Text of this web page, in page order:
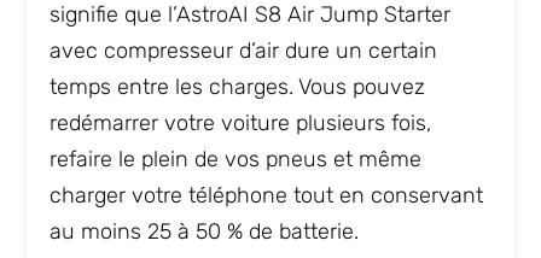
signifie que l’AstroAI S8 Air Jump Starter
avec compresseur d’air dure un certain
temps entre les charges. Vous pouvez
redémarrer votre voiture plusieurs fois,
refaire le plein de vos pneus et même
charger votre téléphone tout en conservant
au moins 25 à 50 % de batterie.